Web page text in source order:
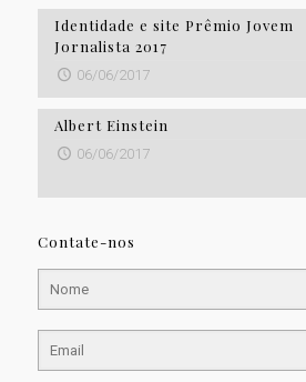
Identidade e site Prêmio Jovem
Jornalista 2017
06/06/2017
Albert Einstein
06/06/2017
Contate-nos